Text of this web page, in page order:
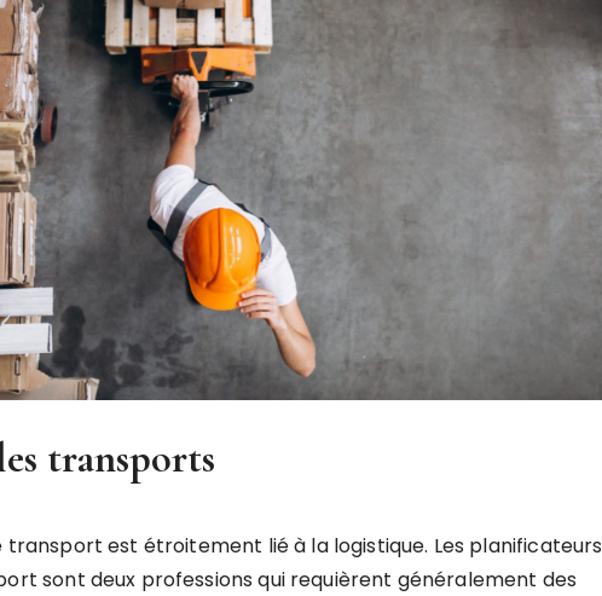
transports
transport est étroitement lié à la logistique. Les planificateurs
sont deux professions qui requièrent généralement des